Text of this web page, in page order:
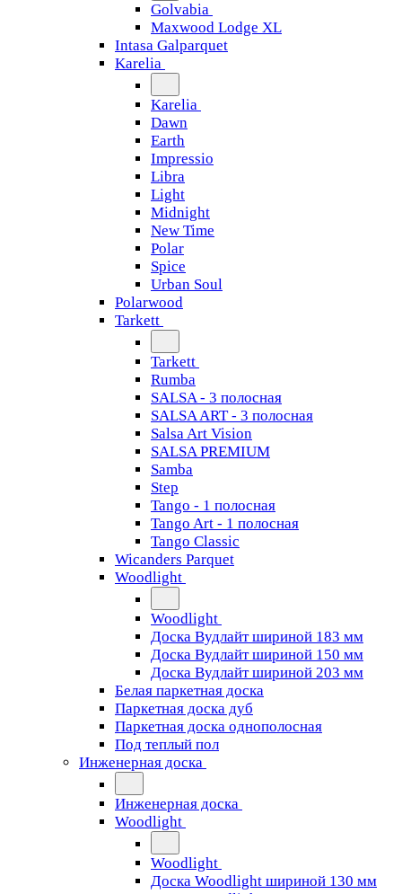
Golvabia
Maxwood Lodge XL
Intasa Galparquet
Karelia
Karelia
Dawn
Earth
Impressio
Libra
Light
Midnight
New Time
Polar
Spice
Urban Soul
Polarwood
Tarkett
Tarkett
Rumba
SALSA - 3 полосная
SALSA ART - 3 полосная
Salsa Art Vision
SALSA PREMIUM
Samba
Step
Tango - 1 полосная
Tango Art - 1 полосная
Tango Classiс
Wicanders Parquet
Woodlight
Woodlight
Доска Вудлайт шириной 183 мм
Доска Вудлайт шириной 150 мм
Доска Вудлайт шириной 203 мм
Белая паркетная доска
Паркетная доска дуб
Паркетная доска однополосная
Под теплый пол
Инженерная доска
Инженерная доска
Woodlight
Woodlight
Доска Woodlight шириной 130 мм